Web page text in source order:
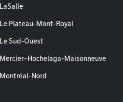
LaSalle
Le Plateau-Mont-Royal
Le Sud-Ouest
Mercier–Hochelaga-Maisonneuve
Montréal-Nord